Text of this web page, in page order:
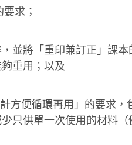
求；
並將「重印兼訂正」課
重用；以及
方便循環再用」的要求
只供單一次使用的材料